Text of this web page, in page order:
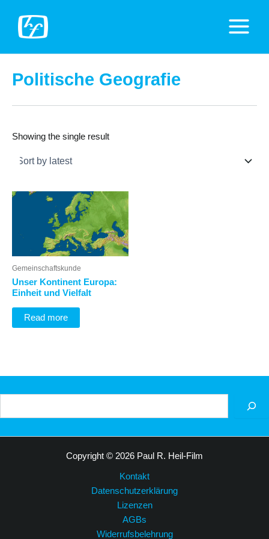
Inhalt
springen
Main
Politische Geografie
Showing the single result
Gemeinschaftskunde
Unser Kontinent Europa:
Einheit und Vielfalt
Read more
Copyright © 2026 Paul R. Heil-Film
Kontakt
Datenschutzerklärung
Lizenzen
AGBs
Widerrufsbelehrung